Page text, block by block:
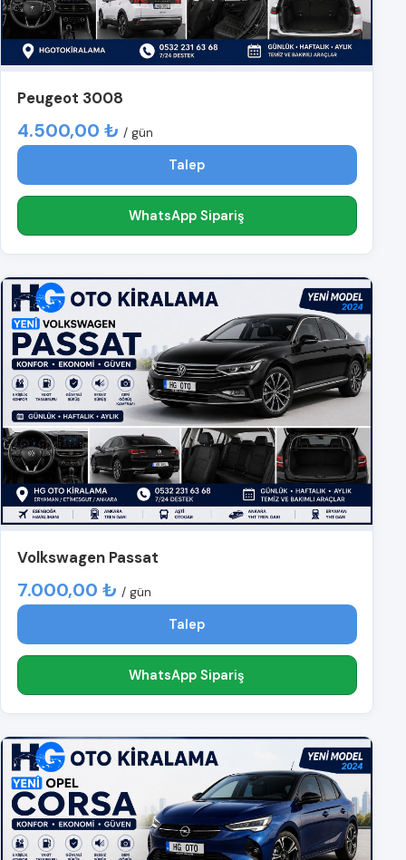
Peugeot 3008
4.500,00 ₺ / gün
Talep
WhatsApp Sipariş
Volkswagen Passat
7.000,00 ₺ / gün
Talep
WhatsApp Sipariş